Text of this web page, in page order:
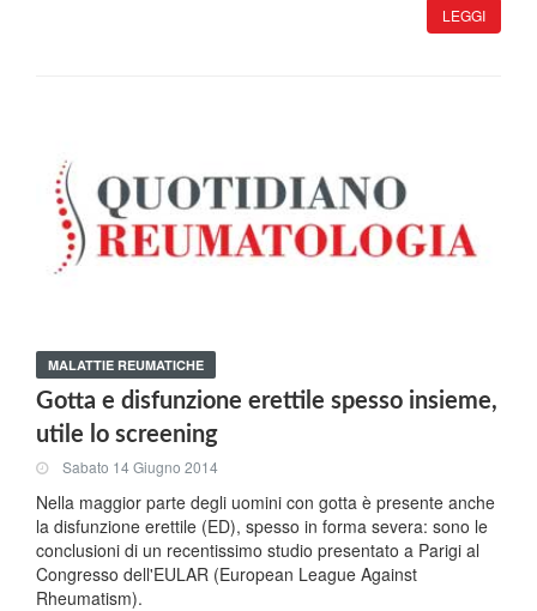
LEGGI
MALATTIE REUMATICHE
Gotta e disfunzione erettile spesso insieme,
utile lo screening
Sabato 14 Giugno 2014
Nella maggior parte degli uomini con gotta è presente anche
la disfunzione erettile (ED), spesso in forma severa: sono le
conclusioni di un recentissimo studio presentato a Parigi al
Congresso dell'EULAR (European League Against
Rheumatism).